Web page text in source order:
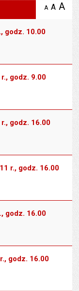
A zmniejsz
A A
godz. 10.00
godz. 9.00
godz. 16.00
r., godz. 16.00
godz. 16.00
godz. 16.00